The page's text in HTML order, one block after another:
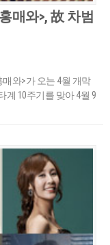
매와>, 故 차범
와>가 오는 4월 개막
계 10주기를 맞아 4월 9